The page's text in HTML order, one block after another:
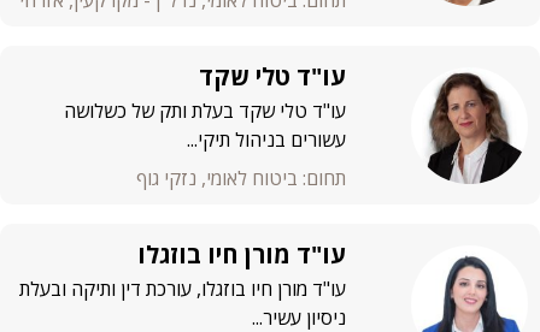
עו"ד טלי שקד
עו"ד טלי שקד בעלת ותק של כשלושה
עשורים בניהול תיקי...
תחום: ביטוח לאומי, נזקי גוף
עו"ד מורן חיו בוזגלו
עו"ד מורן חיו בוזגלו, עורכת דין ותיקה ובעלת
ניסיון עשיר...